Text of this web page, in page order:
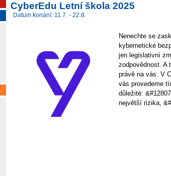
CyberEdu Letní škola 2025
Datum konání: 11.7. - 22.8.
Nenechte se
kybernetické
jen legislativní
zodpovědnost. A
právě na vás. V
vás provedeme
důležité:
největší rizika,